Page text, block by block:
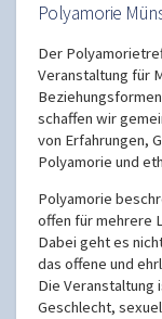
Polyamorie
Der
Veranstaltung für
schaffen wir
von Erfahrungen,
Polyamorie und
Polyamorie
offen für mehrere
Dabei geht es
das offene und
Die Veranstaltung
Geschlecht,